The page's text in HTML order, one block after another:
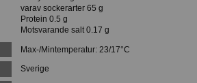
varav sockerarter 65 g
Protein 0.5 g
Motsvarande salt 0.17 g
Max-/Mintemperatur: 23/17°C
Sverige